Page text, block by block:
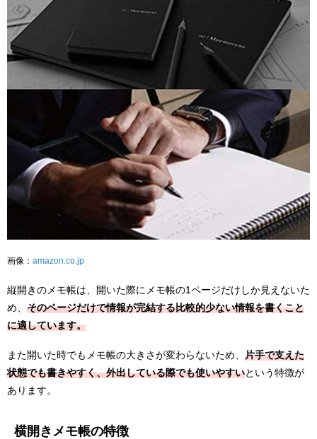
画像： amazon.co.jp
縦開きのメモ帳は、開いた際にメモ帳の1ページだけしか見えないた
め、 そのページだけで情報が完結する比較的少ない情報を書くこと
に適しています。
また開いた時でもメモ帳の大きさが変わらないため、 片手で支えた
状態でも書きやすく、外出している際でも使いやすいという特徴が
あります。
横開きメモ帳の特徴